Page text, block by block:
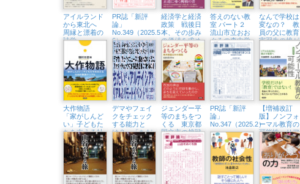
アイルランド
から東北へ
周縁と漂着の
詩学
PR誌「新評
論」
No.349（2025.5・
6）
経済学と経済
政策 戦後日
本、その歩み
の価値を求め
て
答えのない教
室 パート２
流山市立おお
ぐろの森中学
校での教育実
践
なんで学校は
変なの？ 教
員の父に教育
実習生の娘が
ストレートな
質問！
大作物語
「家がしんど
い」子どもた
ちを支える社
会的養護のリ
アル
デマやフェイ
クをチェック
する能力と
は？ 「ちだ
いさん&アル
テイシアさ
ん」隆祥館書
店でトークイ
ベント開催
（3/23㈰）
ジェンダー平
等のまちをつ
くる 東京都
国立市の挑戦
PR誌「新評
論」
No.347（2025.2）
【増補改訂
版】ノンフォ
ーマル教育の
可能性 リア
ルな生活に根
ざす教育へ